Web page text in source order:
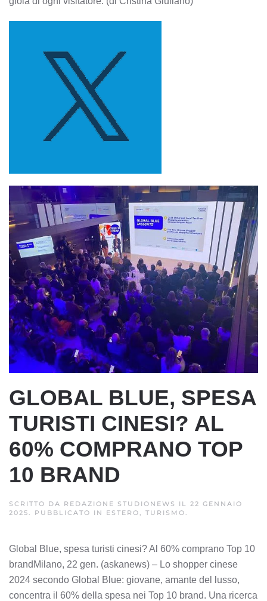
GLOBAL BLUE, SPESA
TURISTI CINESI? AL
60% COMPRANO TOP
10 BRAND
SCRITTO DA REDAZIONE STUDIONEWS IL 22 GENNAIO
2025. PUBBLICATO IN ESTERO, TURISMO.
Global Blue, spesa turisti cinesi? Al 60% comprano Top 10
brandMilano, 22 gen. (askanews) – Lo shopper cinese
2024 secondo Global Blue: giovane, amante del lusso,
concentra il 60% della spesa nei Top 10 brand. Una ricerca